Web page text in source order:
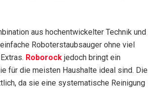
aus hochentwickelter Technik und
Roboterstaubsauger ohne viel
Roborock jedoch bringt ein
für die meisten Haushalte ideal sind. Die
da sie eine systematische Reinigung